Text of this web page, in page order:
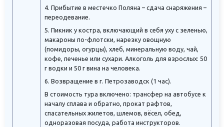
4. Прибытие в местечко Поляна – сдача снаряжения –
переодевание.
5. Пикник у костра, включающий в себя уху с зеленью,
макароны по-флотски, нарезку овощную
(помидоры, огурцы), хлеб, минеральную воду, чай,
кофе, печенье или сухари. Алкоголь для взрослых: 50
г водки и 50 г вина на человека.
6. Возвращение в г. Петрозаводск (1 час).
В стоимость тура включено: трансфер на автобусе к
началу сплава и обратно, прокат рафтов,
спасательных жилетов, шлемов, вёсел, обед,
одноразовая посуда, работа инструкторов.